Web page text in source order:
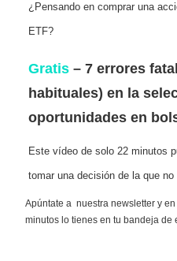
¿Pensando en comprar una
ETF?
Gratis – 7 errores
habituales) en la
oportunidades en
Este vídeo de solo 22 minutos
tomar una decisión de la que no
Apúntate a nuestra newsletter y
minutos lo tienes en tu bandeja de